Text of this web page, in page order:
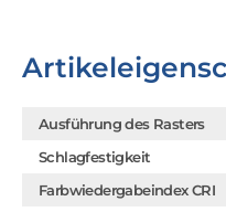
Ausführung des Rasters
Schlagfestigkeit
Farbwiedergabeindex CRI